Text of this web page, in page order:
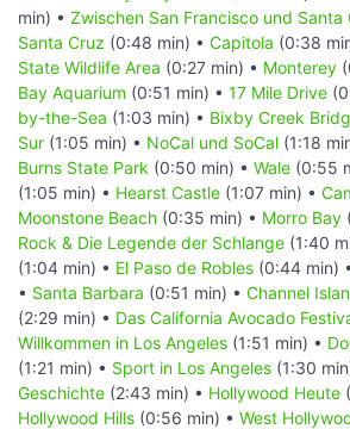
min) • Zwischen San Francisco und Santa
Santa Cruz (0:48 min) • Capitola (0:38
State Wildlife Area (0:27 min) • Monterey
Bay Aquarium (0:51 min) • 17 Mile Drive
by-the-Sea (1:03 min) • Bixby Creek
Sur (1:05 min) • NoCal und SoCal (1:18
Burns State Park (0:50 min) • Wale (0:55
(1:05 min) • Hearst Castle (1:07 min) •
Moonstone Beach (0:35 min) • Morro Bay
Rock & Die Legende der Schlange (1:40
(1:04 min) • El Paso de Robles (0:44 min) •
• Santa Barbara (0:51 min) • Channel
(2:29 min) • Das California Avocado
Willkommen in Los Angeles (1:51 min) •
(1:21 min) • Sport in Los Angeles (1:30
Geschichte (2:43 min) • Hollywood Heute
Hollywood Hills (0:56 min) • West